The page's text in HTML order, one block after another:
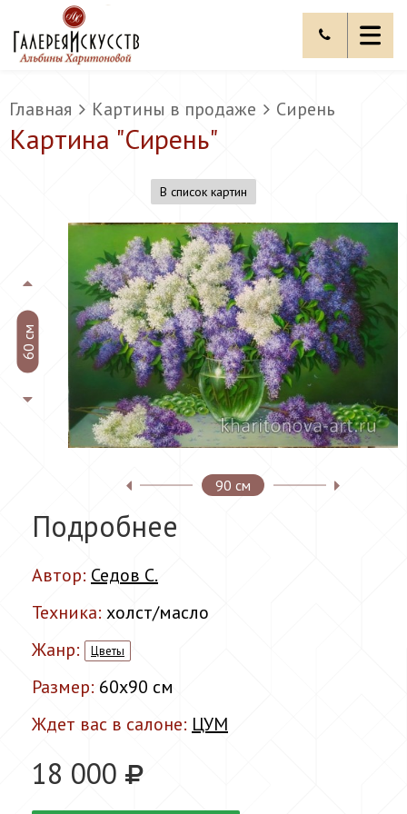
Главная Картины в продаже Сирень
Картина "Сирень"
В список картин
90 см
60 см
Подробнее
Автор: Седов С.
Техника: холст/масло
Жанр:
Цветы
Размер: 60x90 см
Ждет вас в салоне: ЦУМ
18 000